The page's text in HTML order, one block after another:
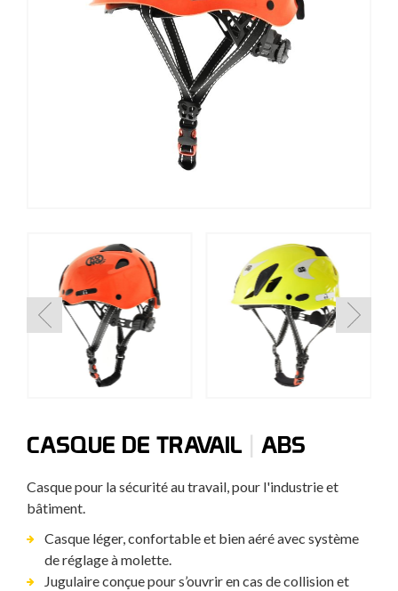
CASQUE DE TRAVAIL | ABS
Casque pour la sécurité au travail, pour l'industrie et
bâtiment.
Casque léger, confortable et bien aéré avec système
de réglage à molette.
Jugulaire conçue pour s’ouvrir en cas de collision et